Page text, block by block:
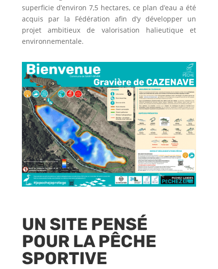
superficie d’environ 7,5 hectares, ce plan d’eau a été
acquis par la Fédération afin d’y développer un
projet ambitieux de valorisation halieutique et
environnementale.
UN SITE PENSÉ
POUR LA PÊCHE
SPORTIVE